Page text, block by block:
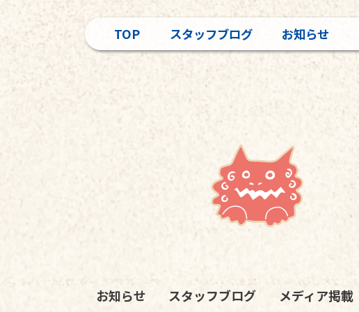
TOP スタッフブログ お知らせ
お知らせ スタッフブログ メディア掲載